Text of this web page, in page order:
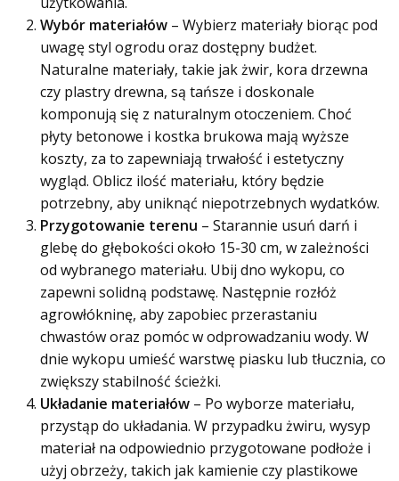
Wybór materiałów – Wybierz materiały biorąc pod
uwagę styl ogrodu oraz dostępny budżet.
Naturalne materiały, takie jak żwir, kora drzewna
czy plastry drewna, są tańsze i doskonale
komponują się z naturalnym otoczeniem. Choć
płyty betonowe i kostka brukowa mają wyższe
koszty, za to zapewniają trwałość i estetyczny
wygląd. Oblicz ilość materiału, który będzie
potrzebny, aby uniknąć niepotrzebnych wydatków.
Przygotowanie terenu – Starannie usuń darń i
glebę do głębokości około 15-30 cm, w zależności
od wybranego materiału. Ubij dno wykopu, co
zapewni solidną podstawę. Następnie rozłóż
agrowłókninę, aby zapobiec przerastaniu
chwastów oraz pomóc w odprowadzaniu wody. W
dnie wykopu umieść warstwę piasku lub tłucznia, co
zwiększy stabilność ścieżki.
Układanie materiałów – Po wyborze materiału,
przystąp do układania. W przypadku żwiru, wysyp
materiał na odpowiednio przygotowane podłoże i
użyj obrzeży, takich jak kamienie czy plastikowe